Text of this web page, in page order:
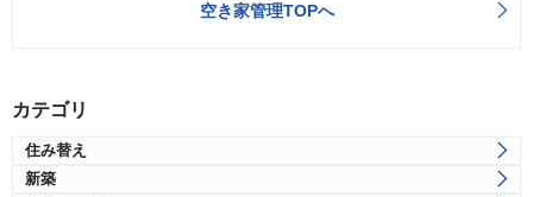
空き家管理TOPへ
カテゴリ
住み替え
新築